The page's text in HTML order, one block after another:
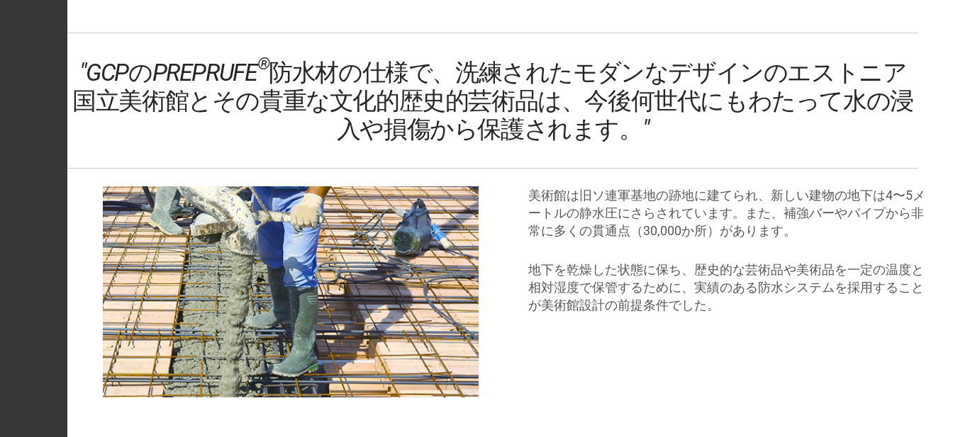
"GCPのPREPRUFE®防水材の仕様で、洗練されたモダンなデザインのエストニア
国立美術館とその貴重な文化的歴史的芸術品は、今後何世代にもわたって水の浸
入や損傷から保護されます。"
美術館は旧ソ連軍基地の跡地に建てられ、新しい建物の地下は4〜5メ
ートルの静水圧にさらされています。また、補強バーやパイプから非
常に多くの貫通点（30,000か所）があります。
地下を乾燥した状態に保ち、歴史的な芸術品や美術品を一定の温度と
相対湿度で保管するために、実績のある防水システムを採用すること
が美術館設計の前提条件でした。